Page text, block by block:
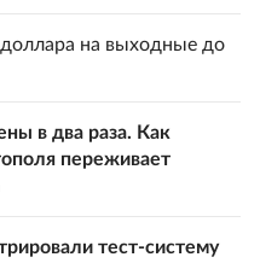
на выходные до
в два раза. Как
переживает
тест-систему